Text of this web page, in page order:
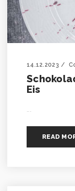
14.12.2023
Eis
READ